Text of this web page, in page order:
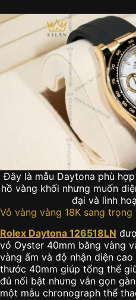
Đây là mẫu Daytona phù
hồ vàng khối nhưng muốn
đại và linh
Vỏ vàng vàng 18K sang trọng
Rolex Daytona 126518LN
vỏ Oyster 40mm bằng vàng
vàng ấm và độ nhận diện
thước 40mm giúp tổng thể
đủ nổi bật nhưng vẫn gọn
một mẫu chronograph thể